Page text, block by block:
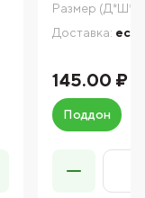
Размер
Доставка: есть
145.00 ₽
Поддон